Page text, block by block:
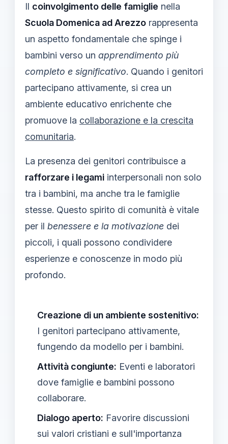
Il coinvolgimento delle famiglie nella
Scuola Domenica ad Arezzo rappresenta
un aspetto fondamentale che spinge i
bambini verso un apprendimento più
completo e significativo. Quando i genitori
partecipano attivamente, si crea un
ambiente educativo enrichente che
promuove la collaborazione e la crescita
comunitaria.
La presenza dei genitori contribuisce a
rafforzare i legami interpersonali non solo
tra i bambini, ma anche tra le famiglie
stesse. Questo spirito di comunità è vitale
per il benessere e la motivazione dei
piccoli, i quali possono condividere
esperienze e conoscenze in modo più
profondo.
Creazione di un ambiente sostenitivo:
I genitori partecipano attivamente,
fungendo da modello per i bambini.
Attività congiunte: Eventi e laboratori
dove famiglie e bambini possono
collaborare.
Dialogo aperto: Favorire discussioni
sui valori cristiani e sull'importanza